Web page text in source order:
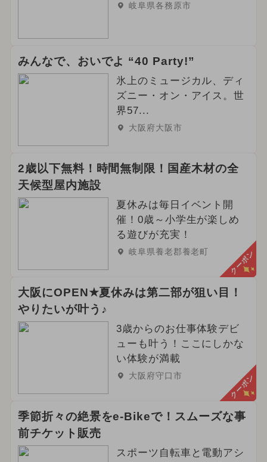
岐阜県各務原市
みんなで、おいでよ “40 Party!”
氷上のミュージカル、ディ
ズニー・オン・アイス。世
界57...
大阪府大阪市
2歳以下無料！時間無制限！国産木材の全
天候型屋内施設
夏休みは毎日イベント開
催！0歳～小学生が楽しめ
る遊びが充実！
岐阜県養老郡養老町 クーポン
大阪にOPEN★夏休みは第二部が狙い目！
やりたいが叶う♪
3歳からのお仕事体験デビ
ューも叶う！ここにしかな
い体験が満載
大阪府守口市 クーポン
季節折々の絶景をe-Bikeで！スムーズな事
前チケット販売
スポーツ自転車と電動アシ